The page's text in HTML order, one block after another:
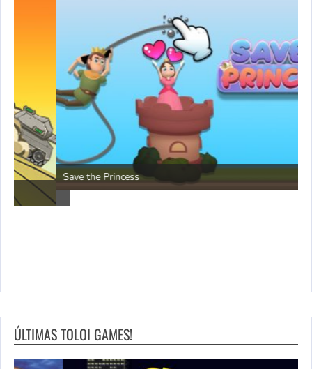
Save the Princess
ÚLTIMAS TOLOI GAMES!